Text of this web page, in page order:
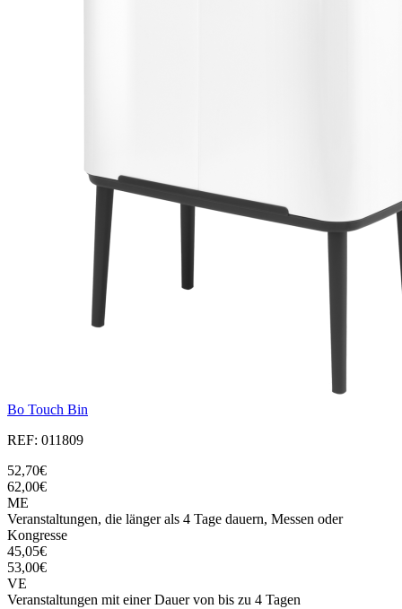
Bo Touch Bin
REF: 011809
52,70€
62,00€
ME
Veranstaltungen, die länger als 4 Tage dauern, Messen oder
Kongresse
45,05€
53,00€
VE
Veranstaltungen mit einer Dauer von bis zu 4 Tagen